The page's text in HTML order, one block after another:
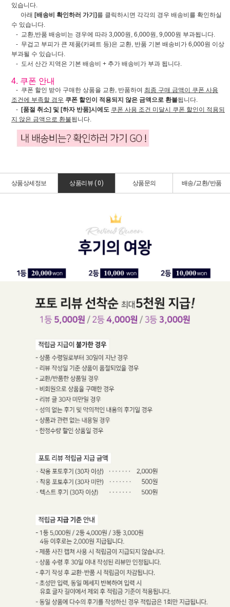
있습니다.
아래 [배송비 확인하러 가기] 를 클릭하시면 각각의 경우 배송비를 확인하실
수 있습니다.
- 교환,반품 배송비는 경우에 따라 3,000원, 6,000원, 9,000원 부과됩니다.
- 무겁고 부피가 큰 제품(카페트 등)은 교환, 반품 기본 배송비가 6,000원 이상
부과될 수 있습니다.
- 도서 산간 지역은 기본 배송비 + 추가 배송비가 부과 됩니다.
4. 쿠폰 안내
- 쿠폰 할인 받아 구매한 상품을 교환, 반품하여 최종 구매 금액이 쿠폰 사용
조건에 부족할 경우 쿠폰 할인이 적용되지 않은 금액으로 환불됩니다.
- [품절 취소] 및 [하자 반품]시에도 쿠폰 사용 조건 미달시 쿠폰 할인이 적용되
지 않은 금액으로 환불됩니다.
상품상세정보 상품리뷰 ( 0) 상품문의 배송/교환/반품